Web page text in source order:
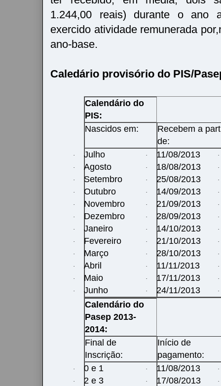
1.244,00 reais) durante o ano
exercido atividade remunerada
ano-base.
Caledário provisório do PIS/
Calendário do
PIS:
Nascidos em:
Recebem a
de:
· Julho
· Agosto
· Setembro
· Outubro
· Novembro
· Dezembro
· Janeiro
· Fevereiro
· Março
· Abril
· Maio
· Junho
· 11/08/2013
· 18/08/2013
· 25/08/2013
· 14/09/2013
· 21/09/2013
· 28/09/2013
· 14/10/2013
· 21/10/2013
· 28/10/2013
· 11/11/2013
· 17/11/2013
· 24/11/2013
·
·
·
·
·
·
·
·
·
·
·
·
Calendário do
Pasep 2013-
2014:
Final de
Inscrição:
Início de
pagamento:
· 0 e 1
· 2 e 3
· 11/08/2013
· 17/08/2013
·
·